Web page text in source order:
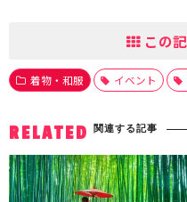
この
着物・和服 イベント
RELATED 関連する記事